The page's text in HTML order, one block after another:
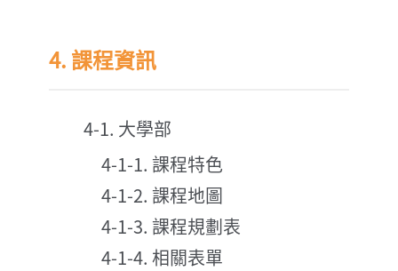
4. 課程資訊
4-1. 大學部
4-1-1. 課程特色
4-1-2. 課程地圖
4-1-3. 課程規劃表
4-1-4. 相關表單